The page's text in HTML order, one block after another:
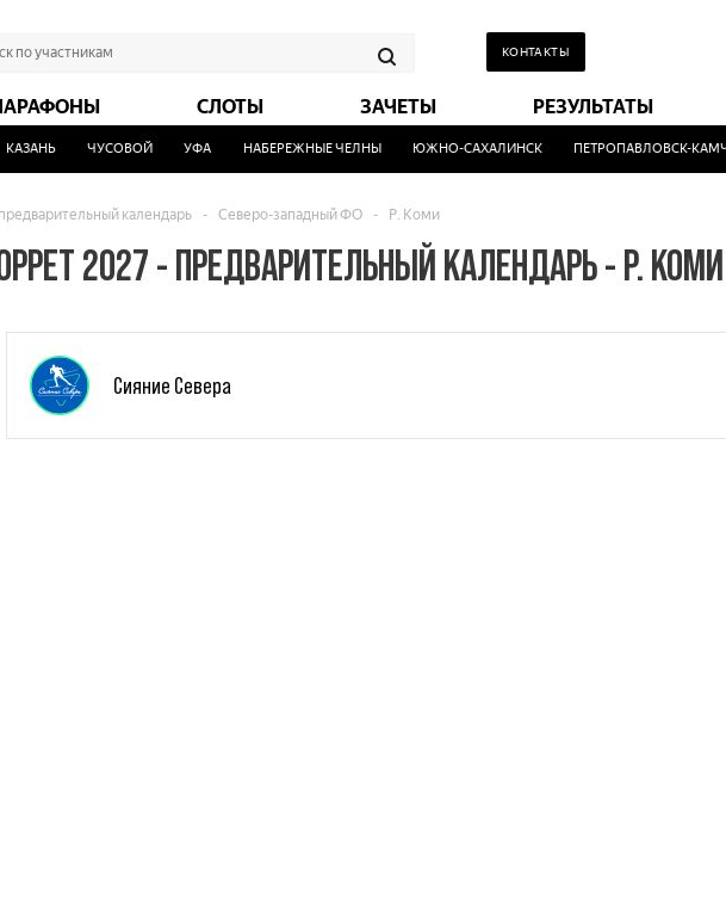
КОНТАКТЫ
СЛОТЫ ЗАЧЕТЫ РЕЗУЛЬТАТЫ
КАЗАНЬ ЧУСОВОЙ УФА НАБЕРЕЖНЫЕ ЧЕЛНЫ ЮЖНО-САХАЛИНСК ПЕТРОПАВЛОВСК-
календарь - Северо-западный ФО - Р. Коми
2027 - ПРЕДВАРИТЕЛЬНЫЙ КАЛЕНДАРЬ - Р.
Сияние Севера